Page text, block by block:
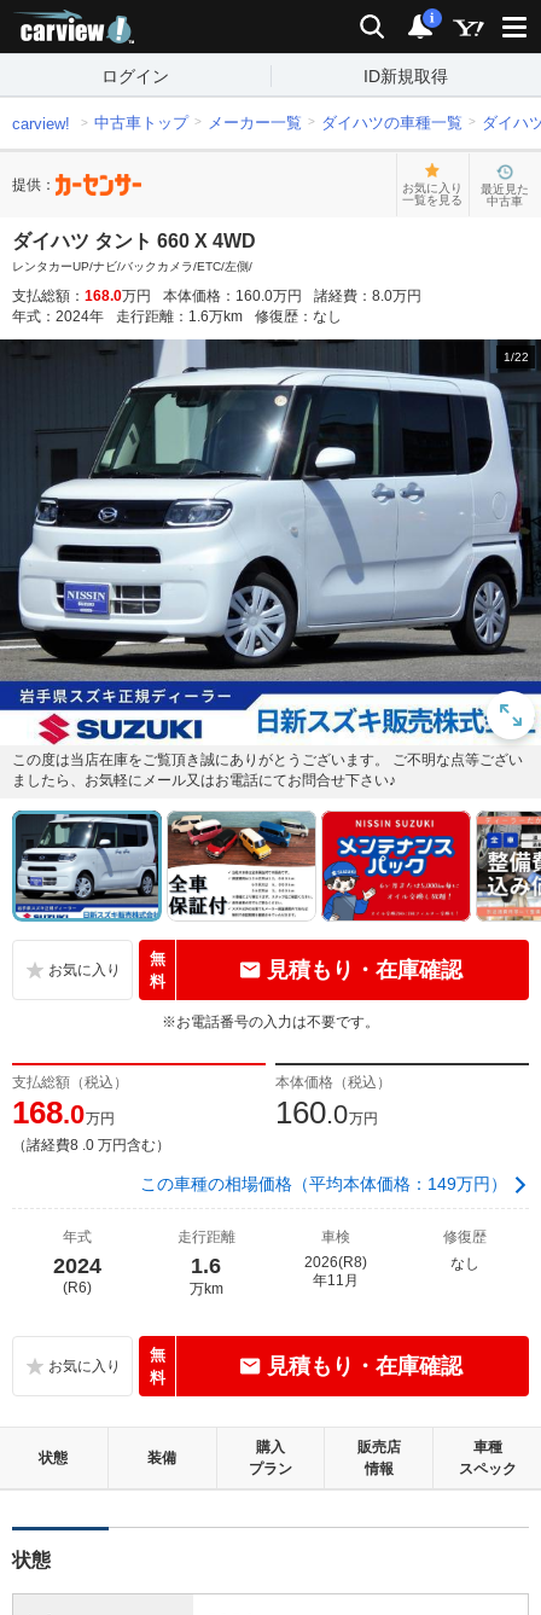
検索 通知
i
ログイン ID新規取得
carview! 中古車トップ メーカー一覧 ダイハツの車種一覧 ダイハ
提供：
お気に入り
一覧を見る
最近見た
中古車
ダイハツ タント 660 X 4WD
レンタカーUP/ナビ/バックカメラ/ETC/左側/
支払総額： 168.0万円 本体価格： 160.0万円 諸経費： 8.0万円
年式： 2024年 走行距離： 1.6万km 修復歴： なし
1/22
この度は当店在庫をご覧頂き誠にありがとうございます。 ご不明な点等ござい
ましたら、お気軽にメール又はお電話にてお問合せ下さい♪
無
料
見積もり・在庫確認
※お電話番号の入力は不要です。
支払総額（税込）
168.0万円
（諸経費8 .0 万円含む）
本体価格（税込）
160.0万円
この車種の相場価格（平均本体価格：149万円）
年式
2024
(R6)
走行距離
1.6
万km
車検
2026(R8)
年11月
修復歴
なし
無
料
見積もり・在庫確認
状態 装備
購入
プラン
販売店
情報
車種
スペック
状態